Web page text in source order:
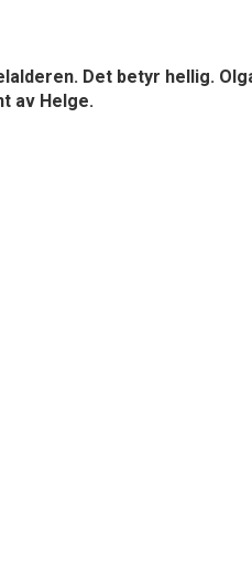
Det betyr hellig.
av Helge.